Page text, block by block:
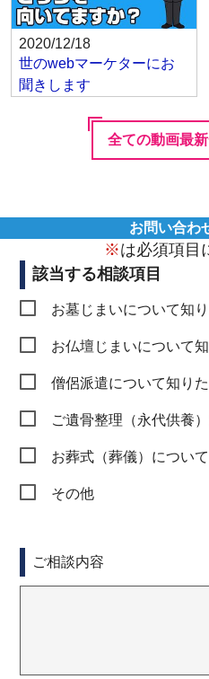
2020/12/18
世のwebマーケターにお
聞きします
全ての動画最
お問い合わ
※は必須項目
該当する相談項目
お墓じまいについて知
お仏壇じまいについて
僧侶派遣について知り
ご遺骨整理（永代供養
お葬式（葬儀）につい
その他
ご相談内容